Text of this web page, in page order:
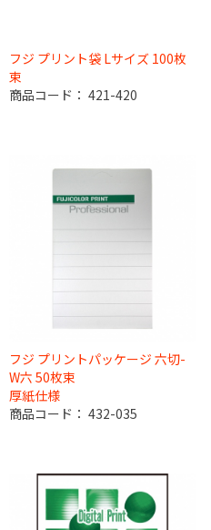
フジ プリント袋 Lサイズ 100枚
束
商品コード： 421-420
フジ プリントパッケージ 六切-
W六 50枚束
厚紙仕様
商品コード： 432-035